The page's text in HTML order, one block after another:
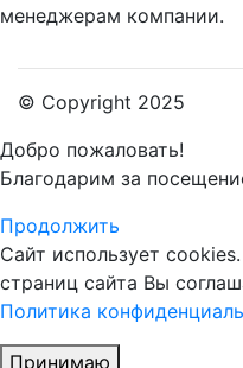
менеджерам компании.
© Copyright 2025
Добро пожаловать!
Благодарим за
Продолжить
Сайт использует cookies.
страниц сайта Вы
Политика
Принимаю